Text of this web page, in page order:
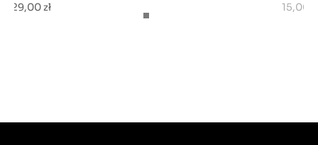
29,00 zł 15,00